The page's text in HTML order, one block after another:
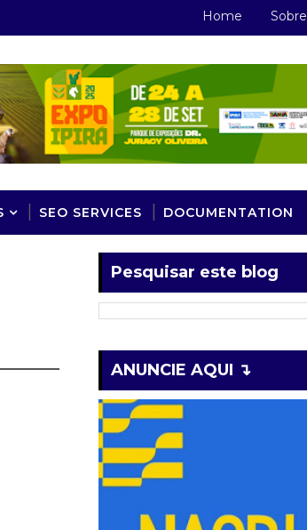
Home Sobre
SEO SERVICES DOCUMENTATION
Pesquisar este blog
ANUNCIE AQUI ↴